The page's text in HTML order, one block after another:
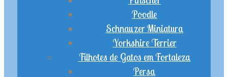
Poodle
Schnauzer Miniatura
Yorkshire Terrier
Filhotes de Gatos em Fortaleza
Persa